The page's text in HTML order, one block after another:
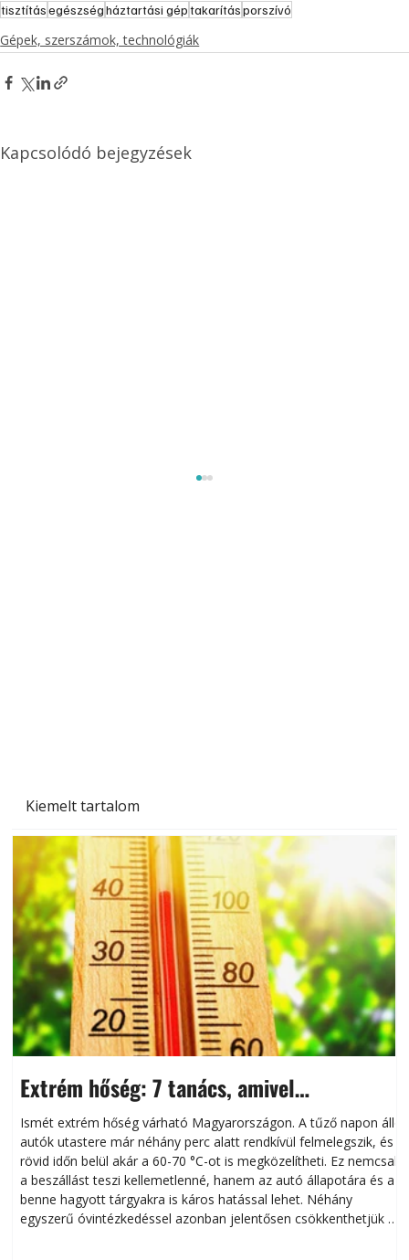
Kiemelt tartalom
Extrém hőség: 7 tanács, amivel
megóvhatjuk autónkat a nyári károktól
Ismét extrém hőség várható Magyarországon. A tűző napon álló
autók utastere már néhány perc alatt rendkívül felmelegszik, és
rövid időn belül akár a 60-70 °C-ot is megközelítheti. Ez nemcsak
a beszállást teszi kellemetlenné, hanem az autó állapotára és a
benne hagyott tárgyakra is káros hatással lehet. Néhány
egyszerű óvintézkedéssel azonban jelentősen csökkenthetjük a
tisztításegészségháztartási géptakarításporszívó
Gépek, szerszámok, technológiák
Kapcsolódó bejegyzések